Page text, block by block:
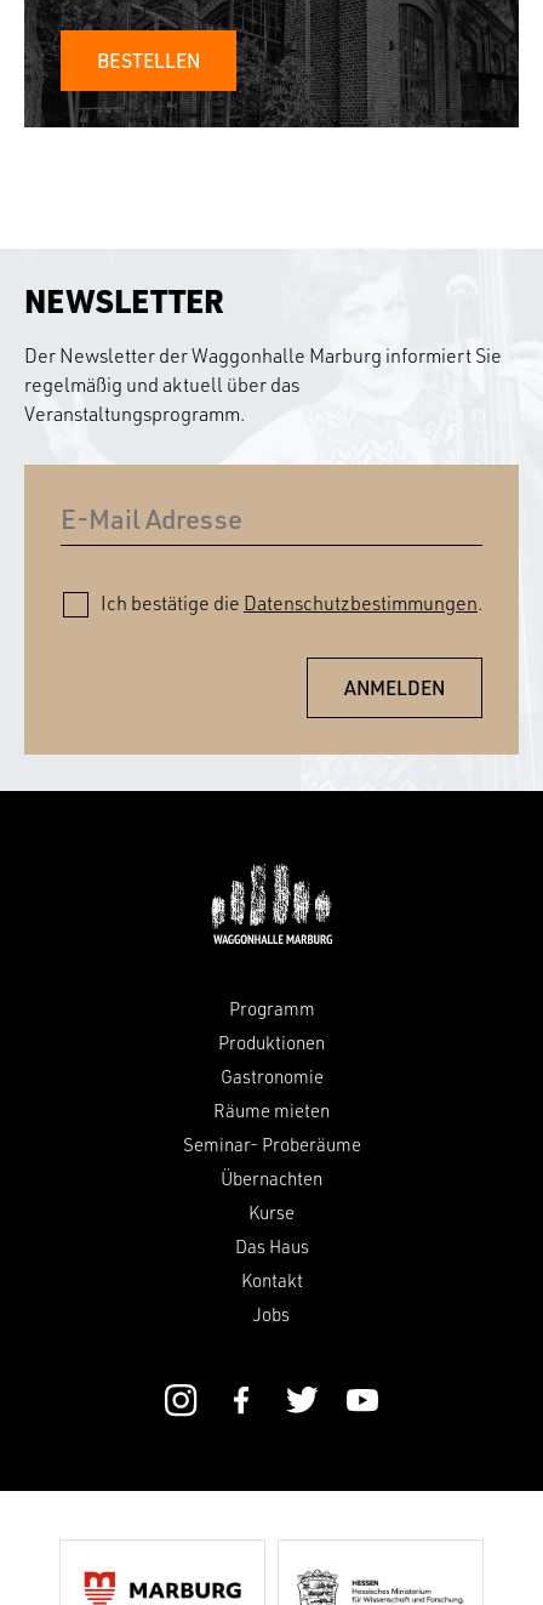
BESTELLEN
NEWSLETTER
Der Newsletter der Waggonhalle Marburg informiert Sie
regelmäßig und aktuell über das
Veranstaltungsprogramm.
Ich bestätige die Datenschutzbestimmungen.
Programm
Produktionen
Gastronomie
Räume mieten
Seminar- Proberäume
Übernachten
Kurse
Das Haus
Kontakt
Jobs